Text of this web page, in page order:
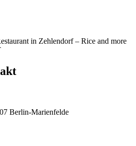
in Zehlendorf – Rice and more
Berlin-Marienfelde